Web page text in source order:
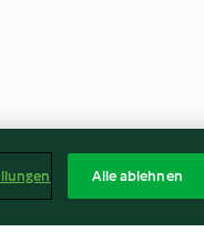
Alle ablehnen